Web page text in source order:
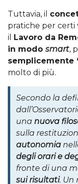
Tuttavia, il
pratiche per certi
il Lavoro da
in modo smart,
semplicemente
molto di più.
Secondo la
una nuova
sulla
autonomia
degli orari e
fronte di una
sui risultati. Un